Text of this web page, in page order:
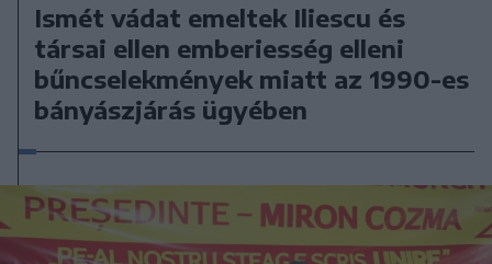
Ismét vádat emeltek Iliescu és
társai ellen emberiesség elleni
bűncselekmények miatt az 1990-es
bányászjárás ügyében